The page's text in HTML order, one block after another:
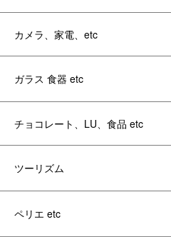
カメラ、家電、etc
ガラス 食器 etc
チョコレート、LU、食品 etc
ツーリズム
ペリエ etc